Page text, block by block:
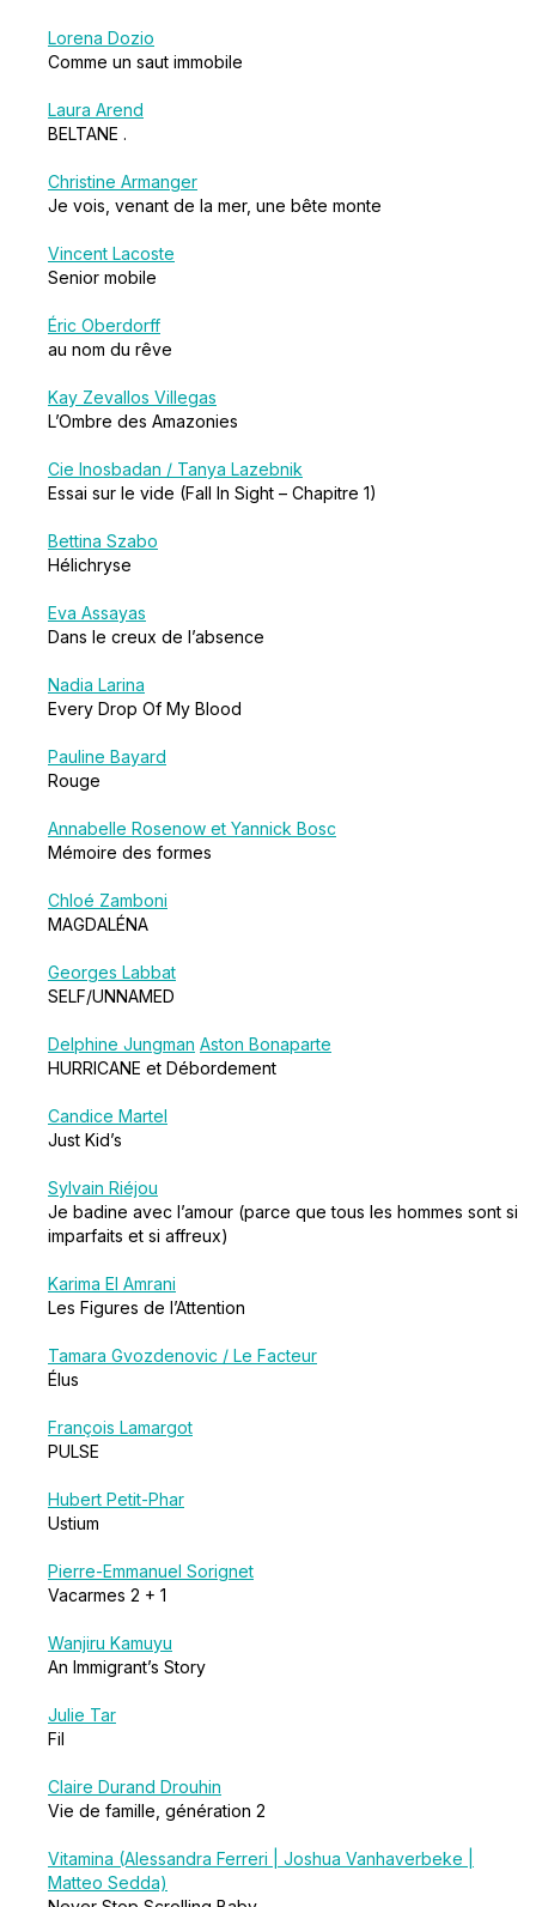
Lorena Dozio
Comme un saut immobile
Laura Arend
BELTANE .
Christine Armanger
Je vois, venant de la mer, une bête monte
Vincent Lacoste
Senior mobile
Éric Oberdorff
au nom du rêve
Kay Zevallos Villegas
L’Ombre des Amazonies
Cie Inosbadan / Tanya Lazebnik
Essai sur le vide (Fall In Sight – Chapitre 1)
Bettina Szabo
Hélichryse
Eva Assayas
Dans le creux de l’absence
Nadia Larina
Every Drop Of My Blood
Pauline Bayard
Rouge
Annabelle Rosenow et Yannick Bosc
Mémoire des formes
Chloé Zamboni
MAGDALÉNA
Georges Labbat
SELF/UNNAMED
Delphine Jungman Aston Bonaparte
HURRICANE et Débordement
Candice Martel
Just Kid’s
Sylvain Riéjou
Je badine avec l’amour (parce que tous les hommes sont si
imparfaits et si affreux)
Karima El Amrani
Les Figures de l’Attention
Tamara Gvozdenovic / Le Facteur
Élus
François Lamargot
PULSE
Hubert Petit-Phar
Ustium
Pierre-Emmanuel Sorignet
Vacarmes 2 + 1
Wanjiru Kamuyu
An Immigrant’s Story
Julie Tar
Fil
Claire Durand Drouhin
Vie de famille, génération 2
Vitamina (Alessandra Ferreri | Joshua Vanhaverbeke |
Matteo Sedda)